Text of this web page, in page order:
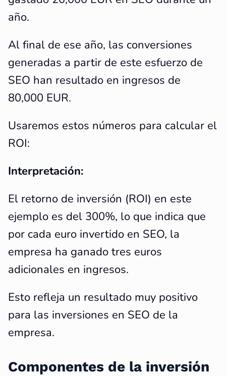
año.
Al final de ese año, las conversiones
generadas a partir de este esfuerzo de
SEO han resultado en ingresos de
80,000 EUR.
Usaremos estos números para calcular el
ROI:
Interpretación:
El retorno de inversión (ROI) en este
ejemplo es del 300%, lo que indica que
por cada euro invertido en SEO, la
empresa ha ganado tres euros
adicionales en ingresos.
Esto refleja un resultado muy positivo
para las inversiones en SEO de la
empresa.
Componentes de la inversión